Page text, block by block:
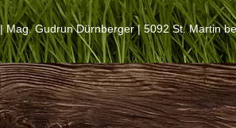
| Mag. Gudrun Dürnberger | 5092 St. Martin